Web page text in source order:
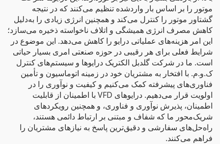
موتور را بر اساس بار واردشده تنظیم می‌کنند که در نتیجه
گشتاور موتور را کنترل می‌کند و همچنین انرژی زیادی را به‌دلیل
کاهش مصرف انرژی همیشگی و اتلاف ناخواسته ذخیره می‌سازد؛
این امر هزینه‌های عملیاتی درایو را کاهش می‌دهد. این موضوع در
شرایط فعلی برای هر رقیبی در حوزه صنعتی امری بسیار حیاتی
است. ما در شرکت گلدبل الکتریک درایوها و سیستم‌های کنترل
ک.و.م. با افتخار به مشتریان خود در زمینه اتوماسیون و تأمین
فناوری‌های پیشرفته کمک می‌کنیم و کیفیت و نوآوری را در
اولویت قرار می‌دهیم. درایوهای VFD با اطمینان از قابلیت
اطمینان، پذیرش نوآوری و فناوری، و همچنین رویکردهای
شریک‌محور ما که شفاف و مبتنی بر ارتباط دائمی هستند،
راه‌حل‌های سفارشی و دقیق‌ترین پاسخ به نیازهای مشتریان را
فراهم می‌کنند.